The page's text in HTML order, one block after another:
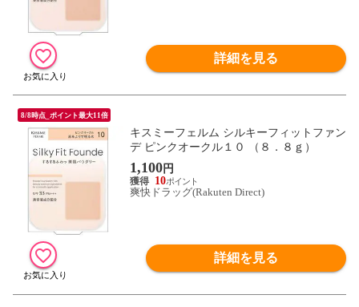
詳細を見る
8/8時点_ポイント最大11倍
キスミーフェルム シルキーフィットファン
デ ピンクオークル１０ （８．８ｇ）
1,100円
10
爽快ドラッグ(Rakuten Direct)
詳細を見る